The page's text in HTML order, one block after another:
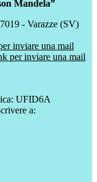
Mandela”
- Varazze (SV)
inviare una mail
per inviare una mail
UFID6A
a: